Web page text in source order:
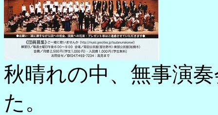
秋晴れの中、無事演
た。